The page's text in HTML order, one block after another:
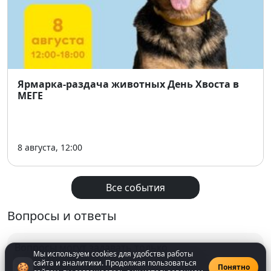
Ярмарка-раздача животных День Хвоста в
МЕГЕ
8 августа, 12:00
Все события
Вопросы и ответы
Вопросы могут задавать только
зарегистрированнныепользователи
🍪
Мы используем cookies для удобства работы
сайта и аналитики. Продолжая пользоваться
Понятно